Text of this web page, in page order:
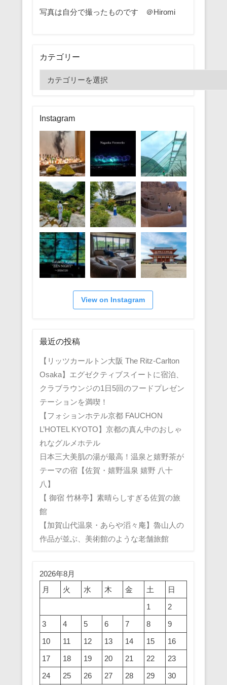
写真は自分で撮ったものです ＠Hiromi
カテゴリー
テ
リ
ー
Instagram
View on Instagram
最近の投稿
【リッツカールトン大阪 The Ritz-Carlton
Osaka】エグゼクティブスイートに宿泊、
クラブラウンジの1日5回のフードプレゼン
テーションを満喫！
【フォションホテル京都 FAUCHON
L’HOTEL KYOTO】京都の真ん中のおしゃ
れなグルメホテル
日本三大美肌の湯が最高！温泉と嬉野茶が
テーマの宿【佐賀・嬉野温泉 嬉野 八十
八】
【 御宿 竹林亭】素晴らしすぎる佐賀の旅
館
【加賀山代温泉・あらや滔々庵】魯山人の
作品が並ぶ、美術館のような老舗旅館
2026年8月
月
火 水 木 金 土
日
1
2
3
4 5 6 7 8
9
10
11 12 13 14 15
16
17
18 19 20 21 22
23
24
25 26 27 28 29
30